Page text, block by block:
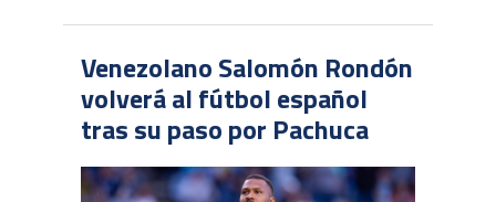
Venezolano Salomón Rondón
volverá al fútbol español
tras su paso por Pachuca